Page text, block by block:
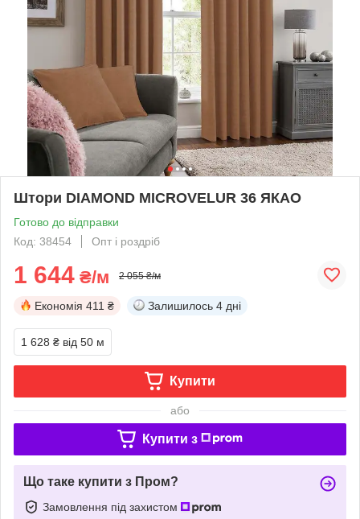
Штори DIAMOND MICROVELUR 36 ЯКАО
Готово до відправки
Код: 38454
Опт і роздріб
1 644 ₴/м 2 055 ₴/м
Економія 411 ₴ Залишилось 4 дні
1 628 ₴ від 50 м
Купити
або
Купити з
Що таке купити з Пром?
Замовлення під захистом